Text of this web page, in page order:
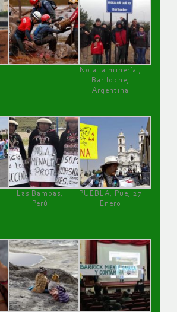
No a la minería ,
Bariloche,
Argentina
Las Bambas,
Perú
PUEBLA, Pue, 27
Enero